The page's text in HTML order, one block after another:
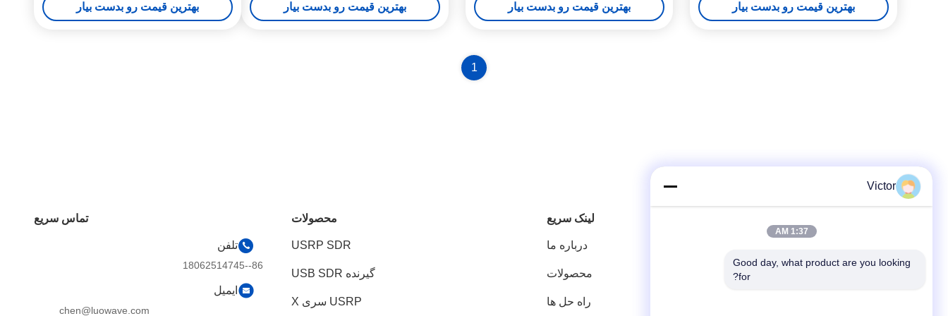
های رادیویی USB تعریف شده
بهترین قیمت رو بدست بیار تعریف شده نرم افزاری
بهترین قیمت رو بدست بیار تعریف شده با نرم افزار
بهترین قیمت رو بدست بیار تعریف شده نرم افزار
بهترین قیمت رو بدست بیار
1
لینک سریع
درباره ما
محصولات
راه حل ها
محصولات
USRP SDR
گیرنده USB SDR
USRP سری X
تماس سریع
تلفن
86--18062514745
ایمیل
chen@luowave.com
Victor
1:37 AM
Good day, what product are you looking
for?